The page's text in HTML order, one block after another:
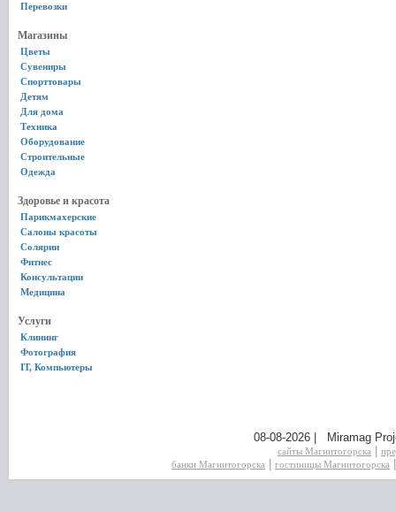
Перевозки
Магазины
Цветы
Сувениры
Спорттовары
Детям
Для дома
Техника
Оборудование
Строительные
Одежда
Здоровье и красота
Парикмахерские
Салоны красоты
Солярии
Фитнес
Консультации
Медицина
Услуги
Клининг
Фотография
IT, Компьютеры
08-08-2026 | Miramag
сайты Магнитогорска
банки Магнитогорска
гостиницы Магнитогорска